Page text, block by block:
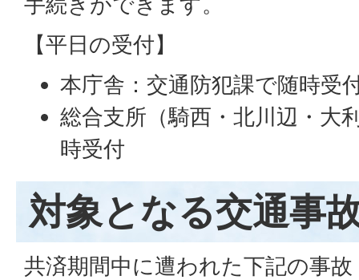
【平日の受付】
本庁舎：交通防犯課で随時受
総合支所（騎西・北川辺・大
時受付
対象となる交通事
共済期間中に遭われた下記の事故